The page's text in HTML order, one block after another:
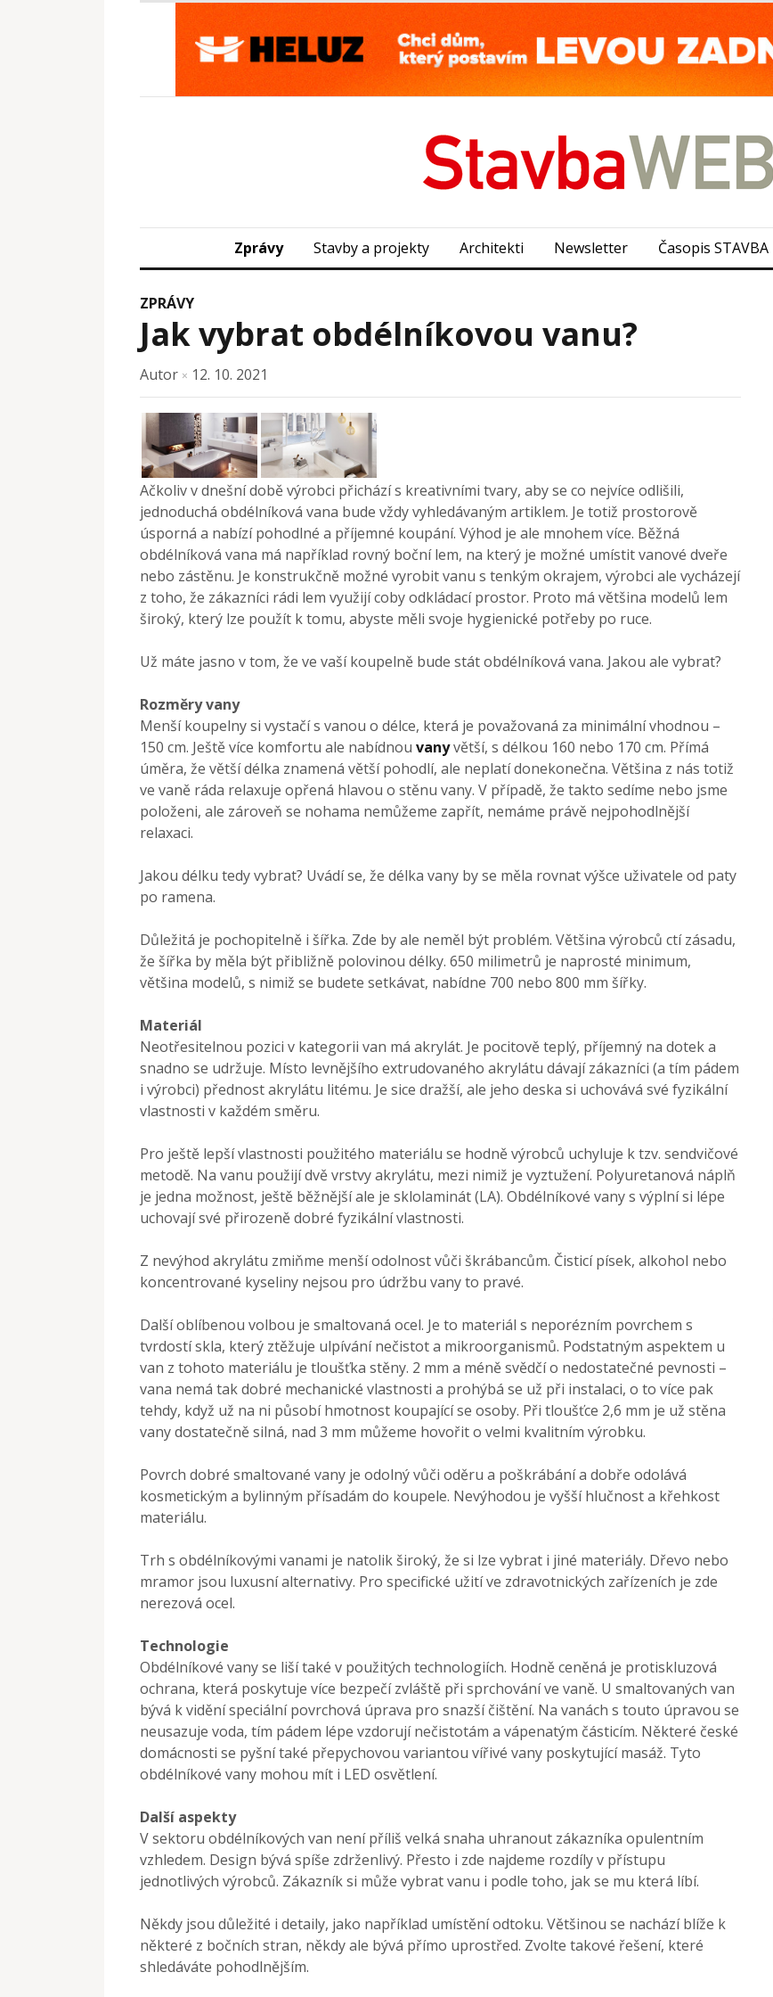
Zprávy Stavby a projekty Architekti Newsletter Časopis STAVBA
ZPRÁVY
Jak vybrat obdélníkovou vanu?
Autor × 12. 10. 2021
Ačkoliv v dnešní době výrobci přichází s kreativními tvary, aby se co nejvíce odlišili,
jednoduchá obdélníková vana bude vždy vyhledávaným artiklem. Je totiž prostorově
úsporná a nabízí pohodlné a příjemné koupání. Výhod je ale mnohem více. Běžná
obdélníková vana má například rovný boční lem, na který je možné umístit vanové dveře
nebo zástěnu. Je konstrukčně možné vyrobit vanu s tenkým okrajem, výrobci ale vycházejí
z toho, že zákazníci rádi lem využijí coby odkládací prostor. Proto má většina modelů lem
široký, který lze použít k tomu, abyste měli svoje hygienické potřeby po ruce.
Už máte jasno v tom, že ve vaší koupelně bude stát obdélníková vana. Jakou ale vybrat?
Rozměry vany
Menší koupelny si vystačí s vanou o délce, která je považovaná za minimální vhodnou –
150 cm. Ještě více komfortu ale nabídnou vanyvětší, s délkou 160 nebo 170 cm. Přímá
úměra, že větší délka znamená větší pohodlí, ale neplatí donekonečna. Většina z nás totiž
ve vaně ráda relaxuje opřená hlavou o stěnu vany. V případě, že takto sedíme nebo jsme
položeni, ale zároveň se nohama nemůžeme zapřít, nemáme právě nejpohodlnější
relaxaci.
Jakou délku tedy vybrat? Uvádí se, že délka vany by se měla rovnat výšce uživatele od paty
po ramena.
Důležitá je pochopitelně i šířka. Zde by ale neměl být problém. Většina výrobců ctí zásadu,
že šířka by měla být přibližně polovinou délky. 650 milimetrů je naprosté minimum,
většina modelů, s nimiž se budete setkávat, nabídne 700 nebo 800 mm šířky.
Materiál
Neotřesitelnou pozici v kategorii van má akrylát. Je pocitově teplý, příjemný na dotek a
snadno se udržuje. Místo levnějšího extrudovaného akrylátu dávají zákazníci (a tím pádem
i výrobci) přednost akrylátu litému. Je sice dražší, ale jeho deska si uchovává své fyzikální
vlastnosti v každém směru.
Pro ještě lepší vlastnosti použitého materiálu se hodně výrobců uchyluje k tzv. sendvičové
metodě. Na vanu použijí dvě vrstvy akrylátu, mezi nimiž je vyztužení. Polyuretanová náplň
je jedna možnost, ještě běžnější ale je sklolaminát (LA). Obdélníkové vany s výplní si lépe
uchovají své přirozeně dobré fyzikální vlastnosti.
Z nevýhod akrylátu zmiňme menší odolnost vůči škrábancům. Čisticí písek, alkohol nebo
koncentrované kyseliny nejsou pro údržbu vany to pravé.
Další oblíbenou volbou je smaltovaná ocel. Je to materiál s neporézním povrchem s
tvrdostí skla, který ztěžuje ulpívání nečistot a mikroorganismů. Podstatným aspektem u
van z tohoto materiálu je tloušťka stěny. 2 mm a méně svědčí o nedostatečné pevnosti –
vana nemá tak dobré mechanické vlastnosti a prohýbá se už při instalaci, o to více pak
tehdy, když už na ni působí hmotnost koupající se osoby. Při tloušťce 2,6 mm je už stěna
vany dostatečně silná, nad 3 mm můžeme hovořit o velmi kvalitním výrobku.
Povrch dobré smaltované vany je odolný vůči oděru a poškrábání a dobře odolává
kosmetickým a bylinným přísadám do koupele. Nevýhodou je vyšší hlučnost a křehkost
materiálu.
Trh s obdélníkovými vanami je natolik široký, že si lze vybrat i jiné materiály. Dřevo nebo
mramor jsou luxusní alternativy. Pro specifické užití ve zdravotnických zařízeních je zde
nerezová ocel.
Technologie
Obdélníkové vany se liší také v použitých technologiích. Hodně ceněná je protiskluzová
ochrana, která poskytuje více bezpečí zvláště při sprchování ve vaně. U smaltovaných van
bývá k vidění speciální povrchová úprava pro snazší čištění. Na vanách s touto úpravou se
neusazuje voda, tím pádem lépe vzdorují nečistotám a vápenatým částicím. Některé české
domácnosti se pyšní také přepychovou variantou vířivé vany poskytující masáž. Tyto
obdélníkové vany mohou mít i LED osvětlení.
Další aspekty
V sektoru obdélníkových van není příliš velká snaha uhranout zákazníka opulentním
vzhledem. Design bývá spíše zdrženlivý. Přesto i zde najdeme rozdíly v přístupu
jednotlivých výrobců. Zákazník si může vybrat vanu i podle toho, jak se mu která líbí.
Někdy jsou důležité i detaily, jako například umístění odtoku. Většinou se nachází blíže k
některé z bočních stran, někdy ale bývá přímo uprostřed. Zvolte takové řešení, které
shledáváte pohodlnějším.